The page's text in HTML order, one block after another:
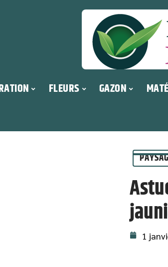
FLEURS GAZON
1